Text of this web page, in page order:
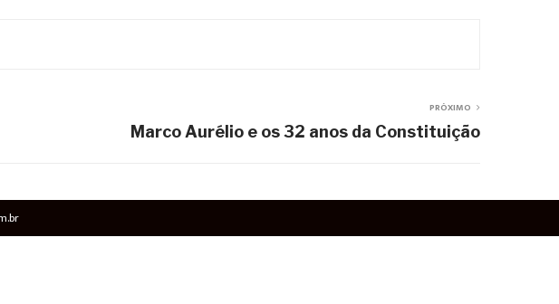
PRÓXIMO
Marco Aurélio e os 32 anos da Constituição